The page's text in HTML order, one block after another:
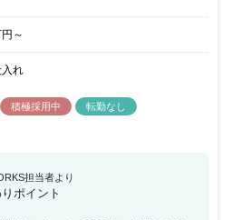
～
れ
積極採用中
転勤なし
担当者より
ポイント